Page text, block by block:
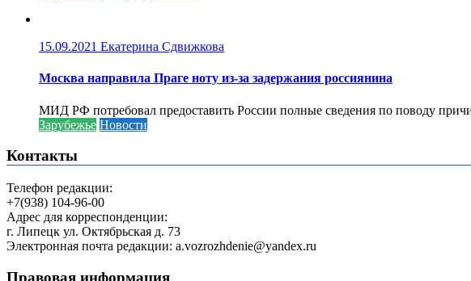
15.09.2021 Екатерина Сдвижкова
Москва направила Праге ноту из-за задержания россиянина
МИД РФ потребовал предоставить России полные сведения по поводу
Зарубежье Новости
Контакты
Телефон редакции:
+7(938) 104-96-00
Адрес для корреспонденции:
г. Липецк ул. Октябрьская д. 73
Электронная почта редакции: a.vozrozhdenie@yandex.ru
Правовая информация